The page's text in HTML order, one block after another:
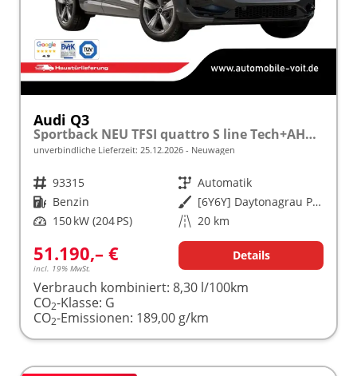
Audi Q3
Sportback NEU TFSI quattro S line Tech+AHK+Alu19+LEDplus+KlimaPlus+ExtSchwarz
unverbindliche Lieferzeit: 25.12.2026 Neuwagen
Fahrzeugnr. 93315 Getriebe Automatik
Kraftstoff Benzin Außenfarbe
[6Y6Y] Daytonagrau Perleffekt
Leistung 150 kW (204 PS) Kilometerstand 20 km
51.190,– €
incl. 19% MwSt.
Details
Verbrauch kombiniert: 8,30 l/100km
CO2-Klasse: G
CO2-Emissionen: 189,00 g/km